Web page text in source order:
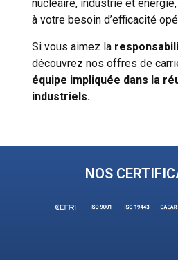
nucléaire, industrie et énergie,
à votre besoin d’efficacité
Si vous aimez la
découvrez nos offres de
équipe impliquée dans la
industriels.
NOS